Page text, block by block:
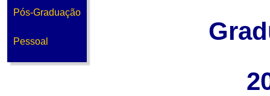
Pós-Graduação
Pessoal